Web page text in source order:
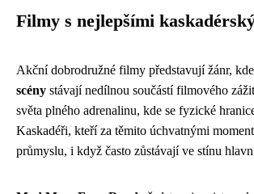
Filmy s nejlepšími
Akční dobrodružné filmy představují žánr,
scény stávají nedílnou součástí filmového
světa plného adrenalinu, kde se fyzické
Kaskadéři, kteří za těmito úchvatnými
průmyslu, i když často zůstávají ve stínu